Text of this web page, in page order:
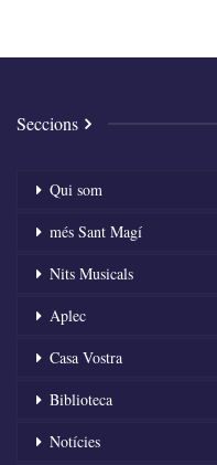
Seccions
Qui som
més Sant Magí
Nits Musicals
Aplec
Casa Vostra
Biblioteca
Notícies